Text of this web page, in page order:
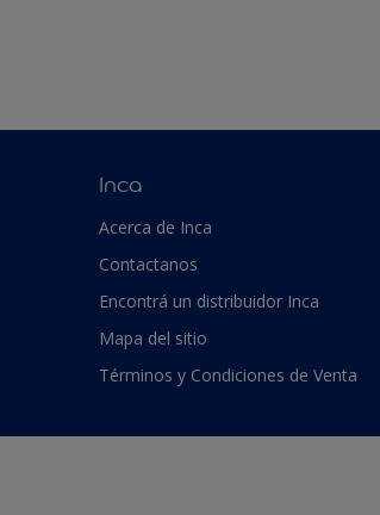
Inca
Acerca de Inca
Contactanos
Encontrá un distribuidor Inca
Mapa del sitio
Términos y Condiciones de Venta